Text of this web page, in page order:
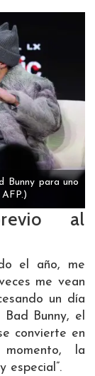
Bunny para uno
al
el año, me
me vean
un día
Bad Bunny, el
convierte en
la
especial”.